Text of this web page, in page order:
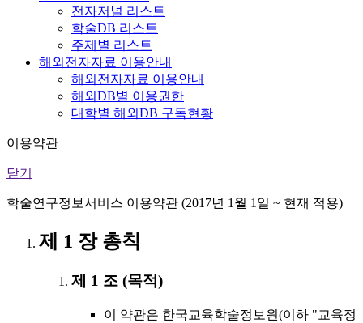
전자저널 리스트
학술DB 리스트
주제별 리스트
해외전자자료 이용안내
해외전자자료 이용안내
해외DB별 이용권한
대학별 해외DB 구독현황
이용약관
닫기
학술연구정보서비스 이용약관 (2017년 1월 1일 ~ 현재 적용)
제 1 장 총칙
제 1 조 (목적)
이 약관은 한국교육학술정보원(이하 "교육정